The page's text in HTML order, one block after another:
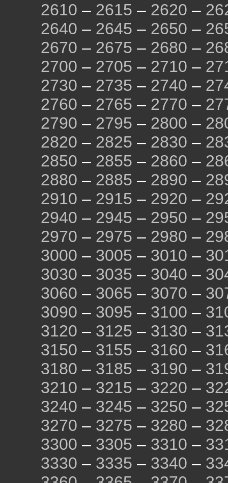
2610 – 2615 – 2620 –
2640 – 2645 – 2650 –
2670 – 2675 – 2680 –
2700 – 2705 – 2710 –
2730 – 2735 – 2740 –
2760 – 2765 – 2770 –
2790 – 2795 – 2800 –
2820 – 2825 – 2830 –
2850 – 2855 – 2860 –
2880 – 2885 – 2890 –
2910 – 2915 – 2920 –
2940 – 2945 – 2950 –
2970 – 2975 – 2980 –
3000 – 3005 – 3010 –
3030 – 3035 – 3040 –
3060 – 3065 – 3070 –
3090 – 3095 – 3100 –
3120 – 3125 – 3130 –
3150 – 3155 – 3160 –
3180 – 3185 – 3190 –
3210 – 3215 – 3220 –
3240 – 3245 – 3250 –
3270 – 3275 – 3280 –
3300 – 3305 – 3310 –
3330 – 3335 – 3340 –